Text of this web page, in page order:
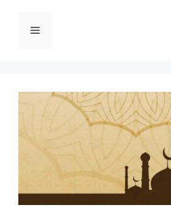
القائمة